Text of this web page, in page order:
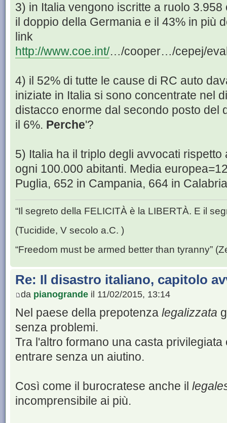
3) in Italia vengono iscritte a ruolo
il doppio della Germania e il 43% in più
link
http://www.coe.int/…/cooper…/cepej/
4) il 52% di tutte le cause di RC auto
iniziate in Italia si sono concentrate nel
distacco enorme dal secondo posto del
il 6%. Perche'?
5) Italia ha il triplo degli avvocati
ogni 100.000 abitanti. Media
Puglia, 652 in Campania, 664 in
“Il segreto della FELICITÀ è la LIBERTÀ. E il
(Tucidide, V secolo a.C. )
“Freedom must be armed better than tyranny”
Re: Il disastro italiano, capitolo
da pianogrande il 11/02/2015, 13:14
Nel paese della prepotenza legalizzata
senza problemi.
Tra l'altro formano una casta
entrare senza un aiutino.
Così come il burocratese anche il
incomprensibile ai più.